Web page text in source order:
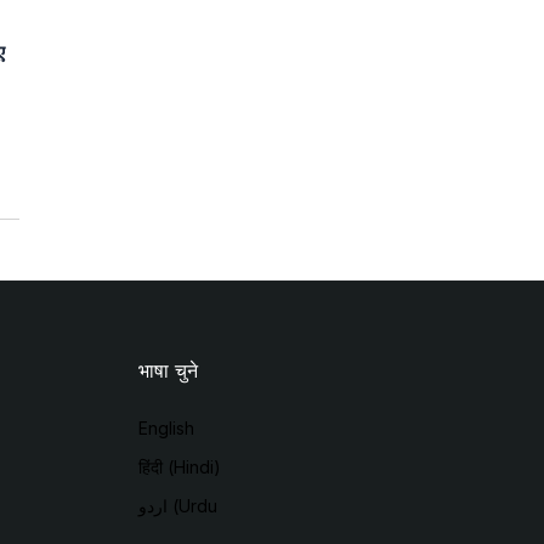
भाषा चुने
English
हिंदी (Hindi)
اردو (Urdu